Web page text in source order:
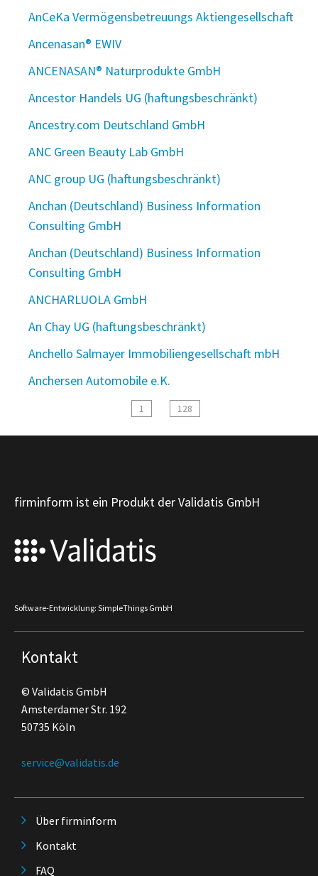
AnCeKa Vermögensbetreuungs Aktiengesellschaft
Ancenasan® EWIV
ANCENASAN® Naturprodukte GmbH
Ancestor Handels UG (haftungsbeschränkt)
Ancestry.com Deutschland GmbH
ANC Green Beauty Lab GmbH
ANC group UG (haftungsbeschränkt)
Anchan (Deutschland) Business Information
Consulting GmbH
Anchan (Deutschland) Business Information
Consulting GmbH
ANCHARLUOLA GmbH
An Chay UG (haftungsbeschränkt)
Anchello Salmayer Immobiliengesellschaft mbH
Anchersen Automobile e.K.
1 128
firminform ist ein Produkt der Validatis GmbH
Software-Entwicklung: SimpleThings GmbH
Kontakt
© Validatis GmbH
Amsterdamer Str. 192
50735 Köln
service@validatis.de
Über firminform
Kontakt
FAQ